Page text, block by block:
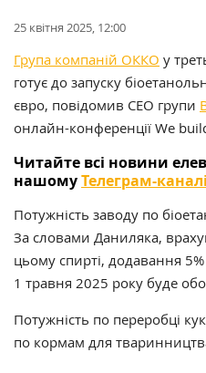
25 квітня 2025, 12:00
Група компаній ОККО у
готує до запуску
євро, повідомив СЕО групи
онлайн-конференції We
Читайте всі новини
нашомуТелеграм-каналі
Потужність заводу по
За словами Даниляка,
цьому спирті, додавання
1 травня 2025 року буде
Потужність по переробці
по кормам для